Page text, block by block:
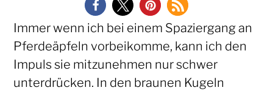
Immer wenn ich bei einem Spaziergang an
Pferdeäpfeln vorbeikomme, kann ich den
Impuls sie mitzunehmen nur schwer
unterdrücken. In den braunen Kugeln